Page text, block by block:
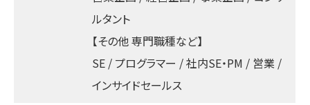
ルタント
【その他 専門職種など】
SE / プログラマー / 社内SE・PM / 営業 /
インサイドセールス